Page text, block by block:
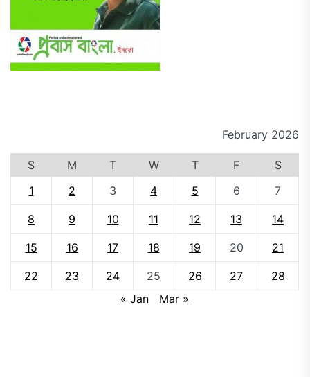
February 2026
S M T W T F
S
1
2 3 4 5 6 7
8 9 10 11 12 13 14
15 16 17 18 19 20 21
22 23 24 25 26 27
28
« Jan
Mar »